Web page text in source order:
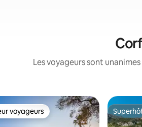
Les voyageurs sont
voyageurs
voyageurs